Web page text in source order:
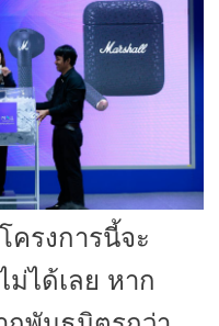
รงการนี้จะ
ม่ได้เลย หาก